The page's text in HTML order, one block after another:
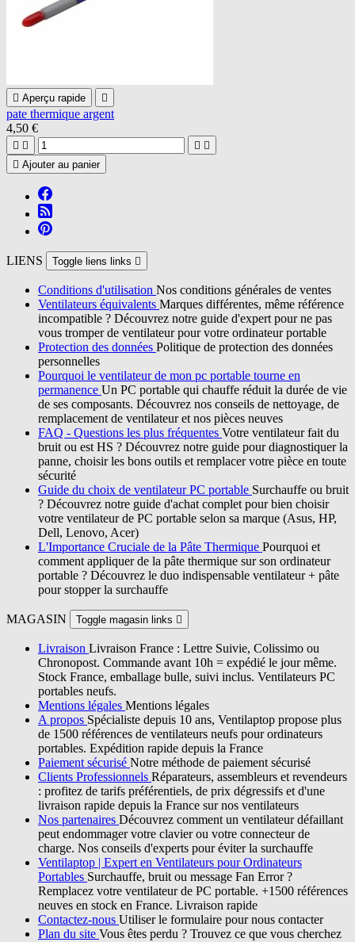
 Aperçu rapide 
pate thermique argent
4,50 €
   
 Ajouter au panier
LIENS Toggle liens links 
Conditions d'utilisation Nos conditions générales de ventes
Ventilateurs équivalents Marques différentes, même référence
incompatible ? Découvrez notre guide d'expert pour ne pas
vous tromper de ventilateur pour votre ordinateur portable
Protection des données Politique de protection des données
personnelles
Pourquoi le ventilateur de mon pc portable tourne en
permanence Un PC portable qui chauffe réduit la durée de vie
de ses composants. Découvrez nos conseils de nettoyage, de
remplacement de ventilateur et nos pièces neuves
FAQ - Questions les plus fréquentes Votre ventilateur fait du
bruit ou est HS ? Découvrez notre guide pour diagnostiquer la
panne, choisir les bons outils et remplacer votre pièce en toute
sécurité
Guide du choix de ventilateur PC portable Surchauffe ou bruit
? Découvrez notre guide d'achat complet pour bien choisir
votre ventilateur de PC portable selon sa marque (Asus, HP,
Dell, Lenovo, Acer)
L'Importance Cruciale de la Pâte Thermique Pourquoi et
comment appliquer de la pâte thermique sur son ordinateur
portable ? Découvrez le duo indispensable ventilateur + pâte
pour stopper la surchauffe
MAGASIN Toggle magasin links 
Livraison Livraison France : Lettre Suivie, Colissimo ou
Chronopost. Commande avant 10h = expédié le jour même.
Stock France, emballage bulle, suivi inclus. Ventilateurs PC
portables neufs.
Mentions légales Mentions légales
A propos Spécialiste depuis 10 ans, Ventilaptop propose plus
de 1500 références de ventilateurs neufs pour ordinateurs
portables. Expédition rapide depuis la France
Paiement sécurisé Notre méthode de paiement sécurisé
Clients Professionnels Réparateurs, assembleurs et revendeurs
: profitez de tarifs préférentiels, de prix dégressifs et d'une
livraison rapide depuis la France sur nos ventilateurs
Nos partenaires Découvrez comment un ventilateur défaillant
peut endommager votre clavier ou votre connecteur de
charge. Nos conseils d'experts pour éviter la surchauffe
Ventilaptop | Expert en Ventilateurs pour Ordinateurs
Portables Surchauffe, bruit ou message Fan Error ?
Remplacez votre ventilateur de PC portable. +1500 références
neuves en stock en France. Livraison rapide
Contactez-nous Utiliser le formulaire pour nous contacter
Plan du site Vous êtes perdu ? Trouvez ce que vous cherchez